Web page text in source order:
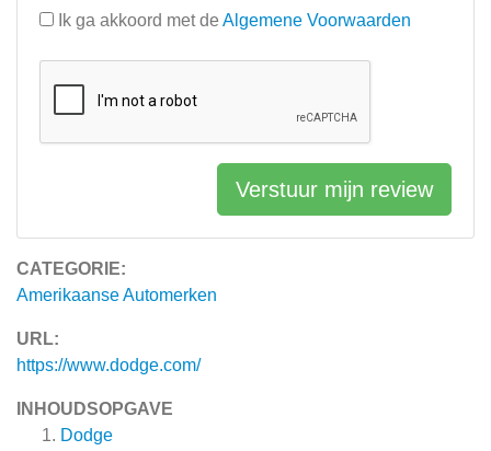
CATEGORIE:
Amerikaanse Automerken
URL:
https://www.dodge.com/
INHOUDSOPGAVE
Dodge
Ik ga akkoord met de Algemene Voorwaarden
Verstuur mijn review